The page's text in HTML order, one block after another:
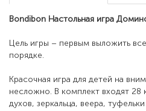
Bondibon Настольная игра
Цель игры – первым выложить
порядке.
Красочная игра для детей на
несложно. В комплект входят 28
духов, зеркальца, веера,